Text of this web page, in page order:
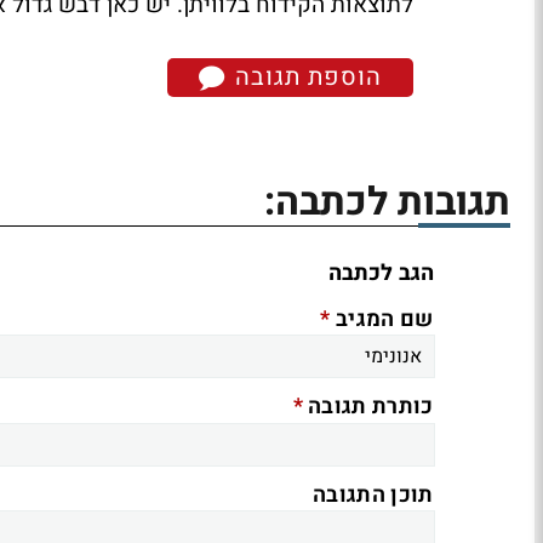
הוספת תגובה
תגובות לכתבה:
הגב לכתבה
שם המגיב*
כותרת תגובה*
תוכן התגובה